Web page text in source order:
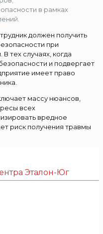
в рамках
должен получить
при
тех случаях, когда
и подвергает
имеет право
массу нюансов,
всех
вредное
риск получения травмы
Эталон-Юг